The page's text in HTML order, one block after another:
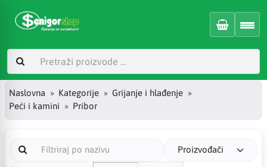
Naslovna Kategorije
Grijanje i hlađenje
Peći i kamini
Pribor
Proizvođači